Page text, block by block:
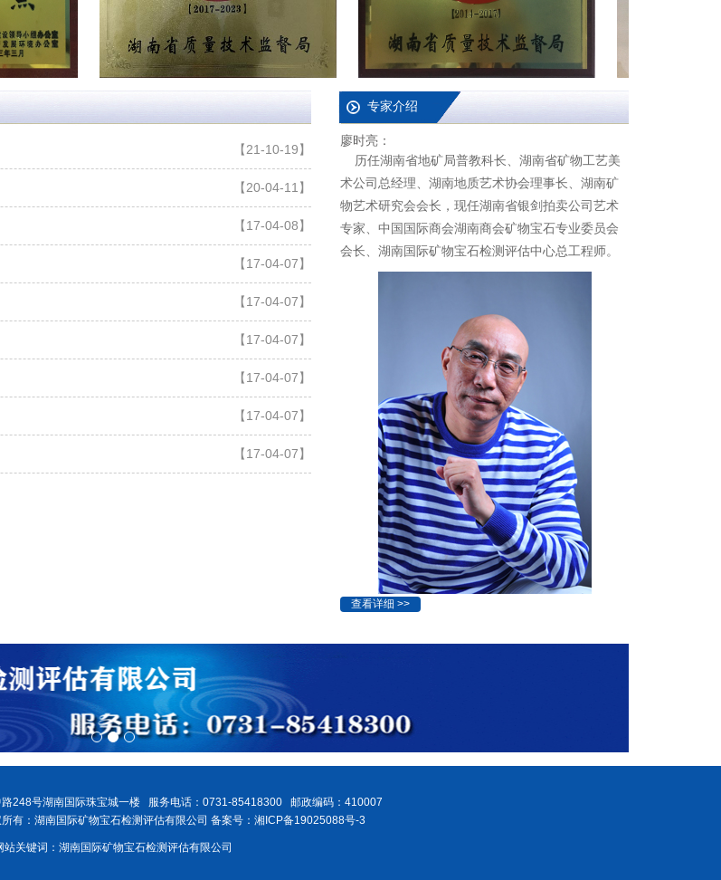
【21-10-19】
【20-04-11】
【17-04-07】
【17-04-07】
【17-04-07】
【17-04-07】
【17-04-07】
廖时亮：
历任湖南省地矿局普教科长、湖南省矿物工艺美
术公司总经理、湖南地质艺术协会理事长、湖南矿
物艺术研究会会长，现任湖南省银剑拍卖公司艺术
专家、中国国际商会湖南商会矿物宝石专业委员会
会长、湖南国际矿物宝石检测评估中心总工程师。
查看详细 >>
路248号湖南国际珠宝城一楼 服务电话：0731-85418300 邮政编码：410007
有：湖南国际矿物宝石检测评估有限公司 备案号：湘ICP备19025088号-3
网站关键词：湖南国际矿物宝石检测评估有限公司